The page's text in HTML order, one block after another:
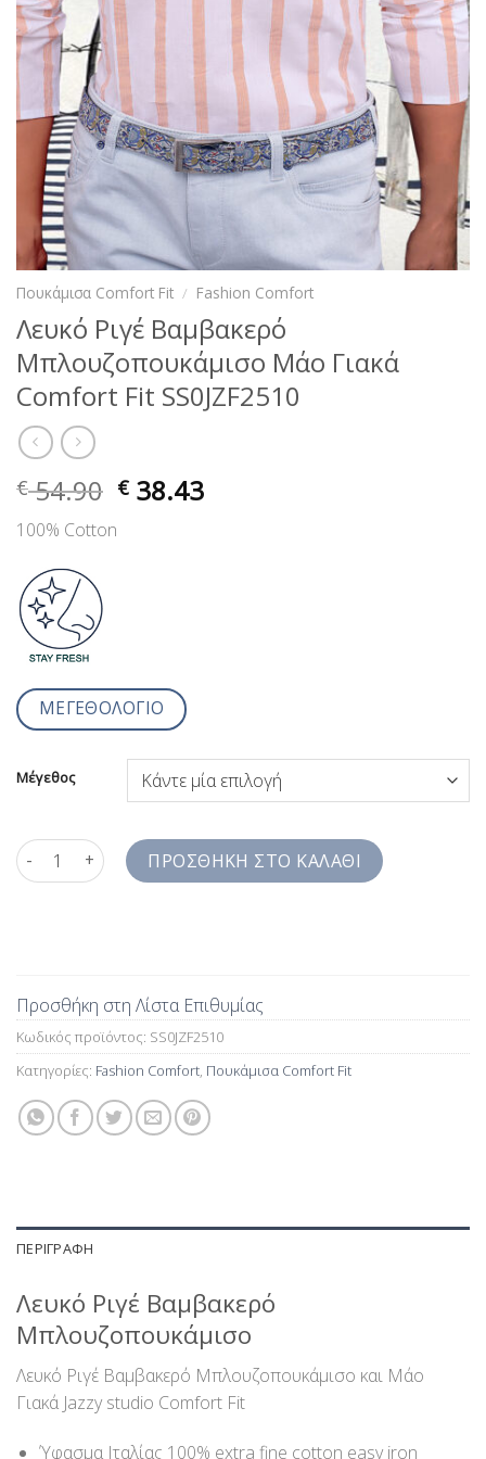
Πουκάμισα Comfort Fit / Fashion Comfort
Λευκό Ριγέ Βαμβακερό
Μπλουζοπουκάμισο Μάο Γιακά
Comfort Fit SS0JZF2510
€54.90 € 38.43
100% Cotton
ΜΕΓΕΘΟΛΟΓΙΟ
Μέγεθος
Λευκό Ριγέ Βαμβακερό Μπλουζοπουκάμισο Μάο Γιακά Comfort
ΠΡΟΣΘΉΚΗ ΣΤΟ ΚΑΛΆΘΙ
Προσθήκη στη Λίστα Επιθυμίας
Κωδικός προϊόντος: SS0JZF2510
Κατηγορίες: Fashion Comfort, Πουκάμισα Comfort Fit
ΠΕΡΙΓΡΑΦΉ
Λευκό Ριγέ Βαμβακερό
Μπλουζοπουκάμισο
Λευκό Ριγέ Βαμβακερό Μπλουζοπουκάμισο και Μάο
Γιακά Jazzy studio Comfort Fit
Ύφασμα Ιταλίας 100% extra fine cotton easy iron